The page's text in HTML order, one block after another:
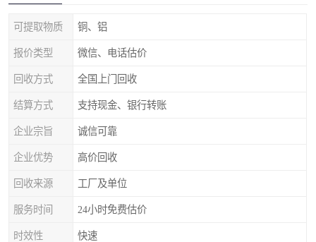
可提取物质 铜、铝
报价类型 微信、电话估价
回收方式 全国上门回收
结算方式 支持现金、银行转账
企业宗旨 诚信可靠
企业优势 高价回收
回收来源 工厂及单位
服务时间 24小时免费估价
时效性 快速